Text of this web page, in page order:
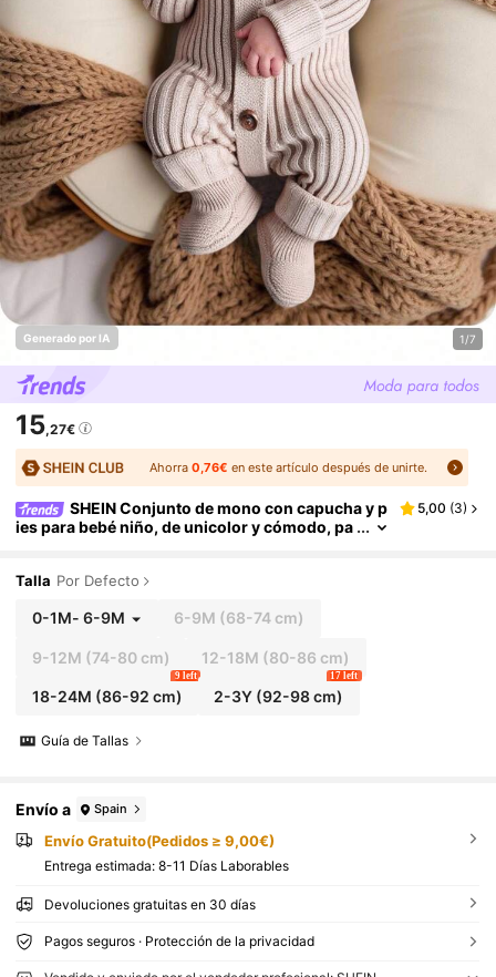
Generado por IA 1/7
15,27€
Ahorra0,76€ en este artículo después de unirte.
SHEIN Conjunto de mono con capucha y p
ies para bebé niño, de unicolor y cómodo, pa
5,00 (3)
Talla Por Defecto
0-1M- 6-9M 6-9M (68-74 cm)
9-12M (74-80 cm) 12-18M (80-86 cm)
18-24M (86-92 cm)
9 left
2-3Y (92-98 cm)
17 left
Guía de Tallas
Envío a Spain
Envío Gratuito(Pedidos ≥ 9,00€)
Entrega estimada: 8-11 Días Laborables
Devoluciones gratuitas en 30 días
Pagos seguros · Protección de la privacidad